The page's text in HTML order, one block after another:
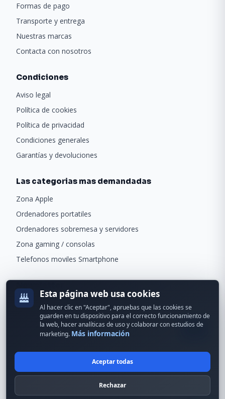
Formas de pago
Transporte y entrega
Nuestras marcas
Contacta con nosotros
Condiciones
Aviso legal
Política de cookies
Política de privacidad
Condiciones generales
Garantías y devoluciones
Las categorias mas demandadas
Zona Apple
Ordenadores portatiles
Ordenadores sobremesa y servidores
Zona gaming / consolas
Telefonos moviles Smartphone
Recibe ofertas exclusivas y novedades.
© 2024 Erson Tecnología. Todos los derechos reservados.
Política de privacidad
Esta página web usa cookies
Al hacer clic en "Aceptar", apruebas que las cookies se
guarden en tu dispositivo para el correcto funcionamiento de
la web, hacer analíticas de uso y colaborar con estudios de
marketing. Más información
Aceptar todas
Rechazar